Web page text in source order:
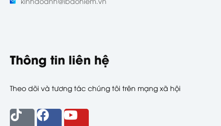
Thông tin liên hệ
Theo dõi và tương tác chúng tôi trên mạng xã hội